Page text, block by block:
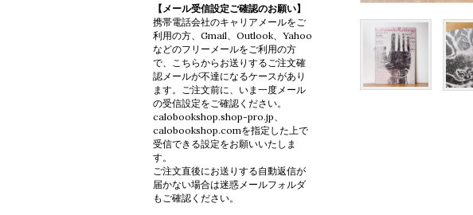
【メール受信設定ご確認のお願い】
携帯電話会社のキャリアメールをご
利用の方、Gmail、Outlook、Yahoo
などのフリーメールをご利用の方
で、こちらからお送りするご注文確
認メールが不達になるケースがあり
ます。ご注文前に、いま一度メール
の受信設定をご確認ください。
calobookshop.shop-pro.jp、
calobookshop.comを指定した上で
受信できる設定をお願いいたしま
す。
ご注文直後にお送りする自動返信が
届かない場合は迷惑メールフォルダ
もご確認ください。